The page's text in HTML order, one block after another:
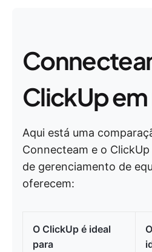
ClickUp
Aqui está uma
Connecteam e o
de gerenciamento de
oferecem:
O ClickUp é ideal
para